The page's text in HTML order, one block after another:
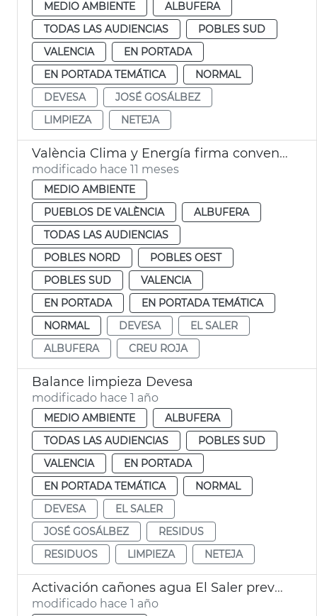
MEDIO AMBIENTE
ALBUFERA
TODAS LAS AUDIENCIAS
POBLES SUD
VALENCIA
EN PORTADA
EN PORTADA TEMÁTICA
NORMAL
DEVESA
JOSÉ GOSÁLBEZ
LIMPIEZA
NETEJA
València Clima y Energía firma convenio Cruz Roja voluntariado Albufera
modificado hace 11 meses
MEDIO AMBIENTE
PUEBLOS DE VALÈNCIA
ALBUFERA
TODAS LAS AUDIENCIAS
POBLES NORD
POBLES OEST
POBLES SUD
VALENCIA
EN PORTADA
EN PORTADA TEMÁTICA
NORMAL
DEVESA
EL SALER
ALBUFERA
CREU ROJA
Balance limpieza Devesa
modificado hace 1 año
MEDIO AMBIENTE
ALBUFERA
TODAS LAS AUDIENCIAS
POBLES SUD
VALENCIA
EN PORTADA
EN PORTADA TEMÁTICA
NORMAL
DEVESA
EL SALER
JOSÉ GOSÁLBEZ
RESIDUS
RESIDUOS
LIMPIEZA NETEJA
Activación cañones agua El Saler prevención incendios
modificado hace 1 año